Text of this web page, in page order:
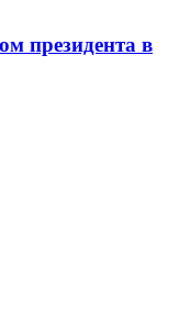
президента в